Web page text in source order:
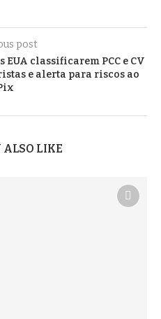
post
classificarem PCC e CV
e alerta para riscos ao
ALSO LIKE